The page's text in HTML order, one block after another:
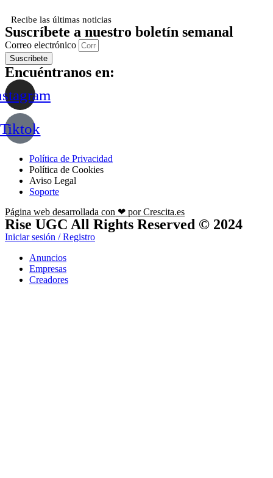
Recibe las últimas noticias
Suscríbete a nuestro boletín semanal
Correo electrónico
Suscribete
Encuéntranos en:
Tiktok
Política de Privacidad
Política de Cookies
Aviso Legal
Soporte
Página web desarrollada con ❤ por Crescita.es
Rise UGC All Rights Reserved © 2024
Iniciar sesión / Registro
Anuncios
Empresas
Creadores